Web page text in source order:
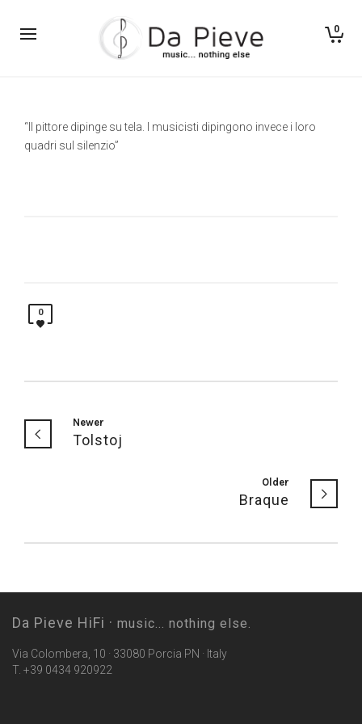
0
“Il pittore dipinge su tela. I musicisti dipingono invece i loro
quadri sul silenzio”
0
Newer
Tolstoj
Older
Braque
Da Pieve HiFi · music... nothing else.
Via Colombera, 10 · 33080 Porcia PN · Italy
T. +39 0434 920922